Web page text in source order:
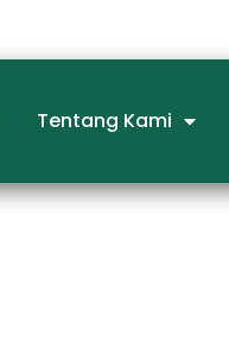
Tentang Kami